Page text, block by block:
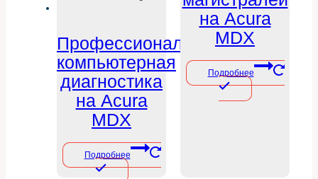
Профессиональная
компьютерная
диагностика
на Acura
MDX
Подробнее
на Acura
MDX
Подробнее